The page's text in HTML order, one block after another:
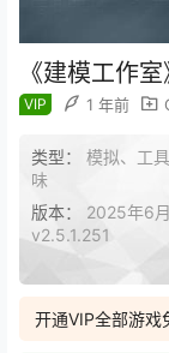
《建模工作
VIP 1 年前
类型： 模拟、工
味
版本： 2025年6
v2.5.1.251
开通VIP全部游戏